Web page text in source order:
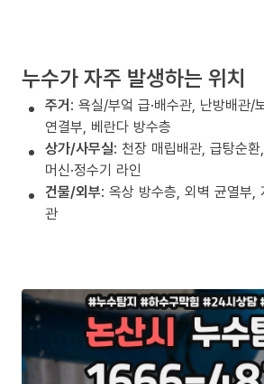
누수가 자주 발생하는 위치
주거: 욕실/부엌 급·배수관, 난방배관/
연결부, 베란다 방수층
상가/사무실: 천장 매립배관, 급탕순
머신·정수기 라인
건물/외부: 옥상 방수층, 외벽 균열부,
관